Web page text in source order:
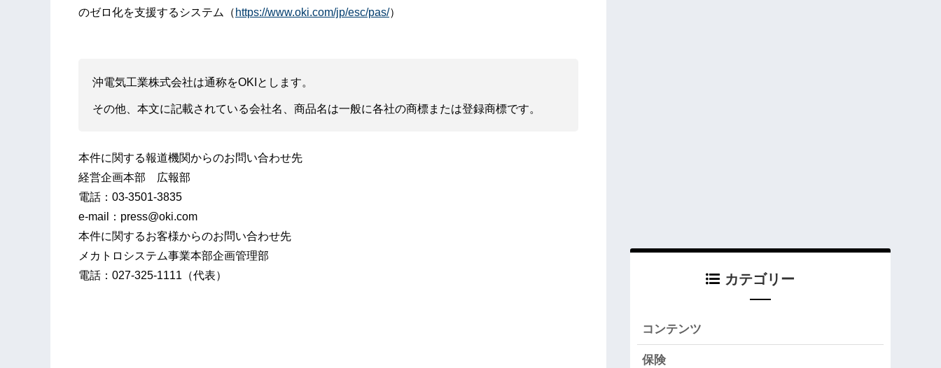
のゼロ化を支援するシステム（ https://www.oki.com/jp/esc/pas/）
沖電気工業株式会社は通称をOKIとします。
その他、本文に記載されている会社名、商品名は一般に各社の商標または登録商標です。
本件に関する報道機関からのお問い合わせ先
経営企画本部 広報部
電話：03-3501-3835
e-mail：press@oki.com
本件に関するお客様からのお問い合わせ先
メカトロシステム事業本部企画管理部
電話：027-325-1111（代表）
カテゴリー
コンテンツ
保険